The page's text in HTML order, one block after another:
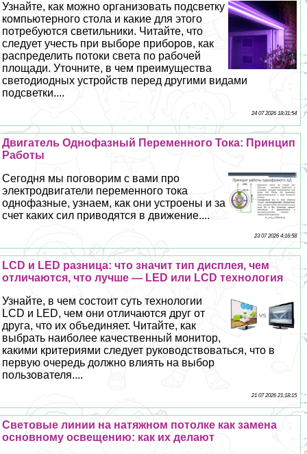
Узнайте, как можно организовать подсветку
компьютерного стола и какие для этого
потребуются светильники. Читайте, что
следует учесть при выборе приборов, как
распределить потоки света по рабочей
площади. Уточните, в чем преимущества
светодиодных устройств перед другими видами
подсветки....
24 07 2026 18:31:54
Двигатель Однофазный Переменного Тока: Принцип
Работы
Сегодня мы поговорим с вами про
электродвигатели переменного тока
однофазные, узнаем, как они устроены и за
счет каких сил приводятся в движение....
23 07 2026 4:16:58
LCD и LED разница: что значит тип дисплея, чем
отличаются, что лучше — LED или LCD технология
Узнайте, в чем состоит суть технологии
LCD и LED, чем они отличаются друг от
друга, что их объединяет. Читайте, как
выбрать наиболее качественный монитор,
какими критериями следует руководствоваться, что в
первую очередь должно влиять на выбор
пользователя....
21 07 2026 21:18:15
Световые линии на натяжном потолке как замена
основному освещению: как их делают